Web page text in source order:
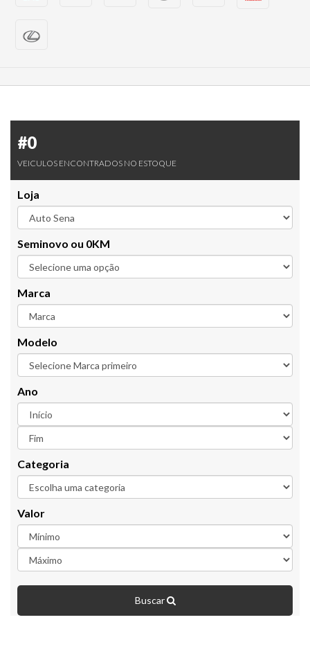
#0
VEICULOS ENCONTRADOS NO ESTOQUE
Loja
Seminovo ou 0KM
Marca
Modelo
Ano
Categoria
Valor
Buscar